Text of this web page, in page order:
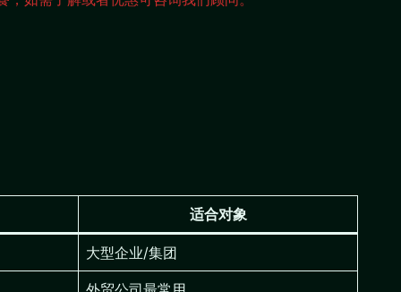
适合对象
大型企业/集团